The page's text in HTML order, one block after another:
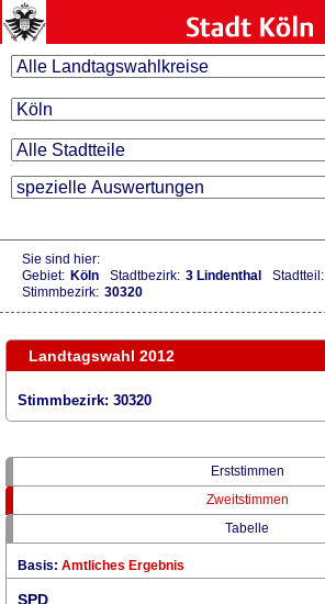
Sie sind hier:
Gebiet: Köln Stadtbezirk: 3 Lindenthal Stadtteil:
Stimmbezirk: 30320
Landtagswahl 2012
Stimmbezirk: 30320
Erststimmen
Zweitstimmen
Tabelle
Basis: Amtliches Ergebnis
SPD